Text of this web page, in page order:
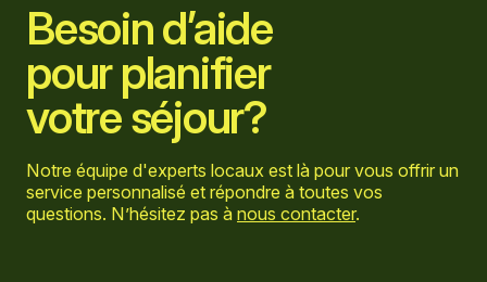
Besoin d’aide
pour planifier
votre séjour?
Notre équipe d'experts locaux est là pour vous offrir un
service personnalisé et répondre à toutes vos
questions. N’hésitez pas à nous contacter.